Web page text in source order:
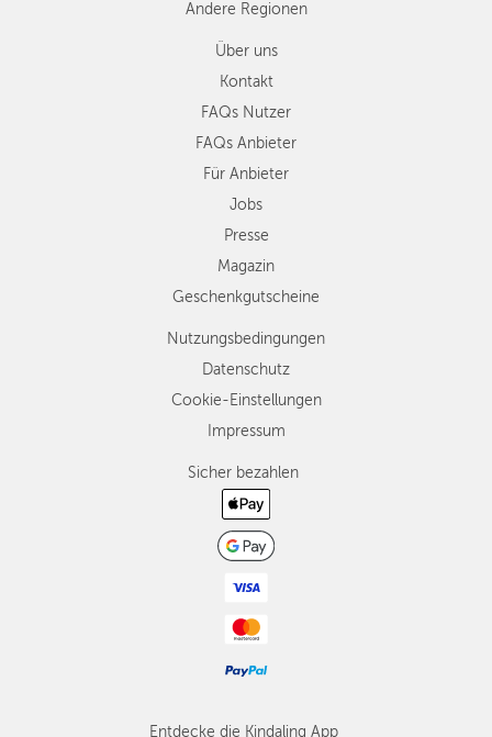
Andere Regionen
Über uns
Kontakt
FAQs Nutzer
FAQs Anbieter
Für Anbieter
Jobs
Presse
Magazin
Geschenkgutscheine
Nutzungsbedingungen
Datenschutz
Cookie-Einstellungen
Impressum
Sicher bezahlen
Entdecke die Kindaling App